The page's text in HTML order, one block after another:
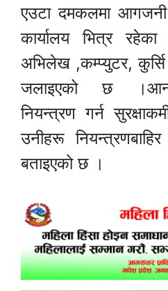
एउटा दमकलमा
कार्यालय भित्र रहेका
अभिलेख ,कम्प्युटर,
जलाइएको छ
नियन्त्रण गर्न
उनीहरू
बताइएको छ ।